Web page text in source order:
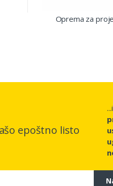
Oprema za
epoštno listo